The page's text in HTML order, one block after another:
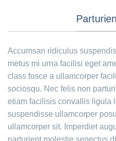
Accumsan ridiculus
metus mi urna facilisi eget
class fusce a ullamcorper
sociosqu. Nec felis non
etiam facilisis convallis ligula
suspendisse ullamcorper
ullamcorper sit. Imperdiet
parturient molestie senectus